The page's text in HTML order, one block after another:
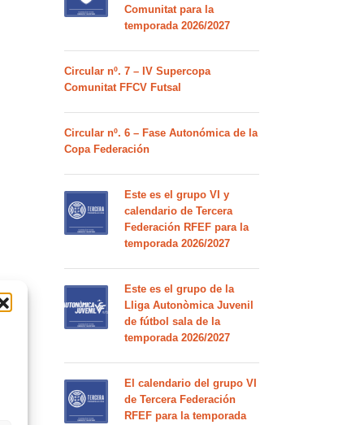
Comunitat para la
temporada 2026/2027
Circular nº. 7 – IV Supercopa
Comunitat FFCV Futsal
Circular nº. 6 – Fase Autonómica de la
Copa Federación
Este es el grupo VI y
calendario de Tercera
Federación RFEF para la
temporada 2026/2027
Este es el grupo de la
Lliga Autonòmica Juvenil
de fútbol sala de la
temporada 2026/2027
El calendario del grupo VI
de Tercera Federación
RFEF para la temporada